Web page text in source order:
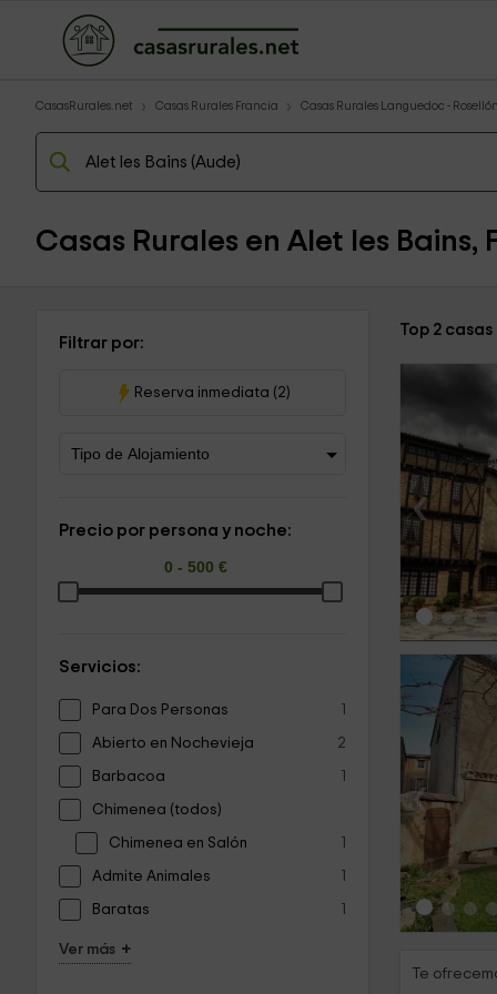
CasasRurales.net Casas Rurales Francia Casas Rurales Languedoc -
Casas Rurales en Alet les Bains,
Filtrar por:
Reserva inmediata (2)
Precio por persona y noche:
Servicios:
Para Dos Personas 1
Abierto en Nochevieja 2
Barbacoa 1
Chimenea (todos)
Chimenea en Salón 1
Admite Animales 1
Baratas 1
Ver más +
Top 2
‹
‹
Te